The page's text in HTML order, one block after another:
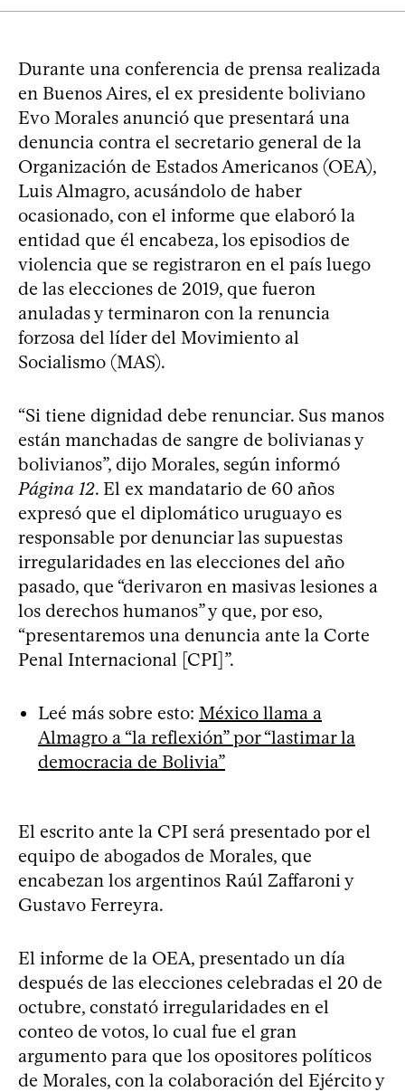
Durante una conferencia de prensa realizada
en Buenos Aires, el ex presidente boliviano
Evo Morales anunció que presentará una
denuncia contra el secretario general de la
Organización de Estados Americanos (OEA),
Luis Almagro, acusándolo de haber
ocasionado, con el informe que elaboró la
entidad que él encabeza, los episodios de
violencia que se registraron en el país luego
de las elecciones de 2019, que fueron
anuladas y terminaron con la renuncia
forzosa del líder del Movimiento al
Socialismo (MAS).
“Si tiene dignidad debe renunciar. Sus manos
están manchadas de sangre de bolivianas y
bolivianos”, dijo Morales, según informó
Página 12. El ex mandatario de 60 años
expresó que el diplomático uruguayo es
responsable por denunciar las supuestas
irregularidades en las elecciones del año
pasado, que “derivaron en masivas lesiones a
los derechos humanos” y que, por eso,
“presentaremos una denuncia ante la Corte
Penal Internacional [CPI]”.
Leé más sobre esto: México llama a
Almagro a “la reflexión” por “lastimar la
democracia de Bolivia”
El escrito ante la CPI será presentado por el
equipo de abogados de Morales, que
encabezan los argentinos Raúl Zaffaroni y
Gustavo Ferreyra.
El informe de la OEA, presentado un día
después de las elecciones celebradas el 20 de
octubre, constató irregularidades en el
conteo de votos, lo cual fue el gran
argumento para que los opositores políticos
de Morales, con la colaboración del Ejército y